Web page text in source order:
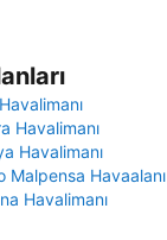
Havalimanı
Havalimanı
Malpensa Havaalanı
Havalimanı